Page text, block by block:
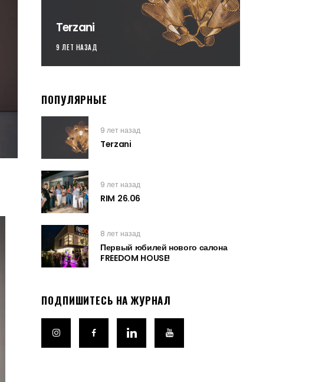
Terzani
9 ЛЕТ НАЗАД
ПОПУЛЯРНЫЕ
9 лет назад
Terzani
9 лет назад
RIM 26.06
8 лет назад
Первый юбилей нового салона
FREEDOM HOUSE!
ПОДПИШИТЕСЬ НА ЖУРНАЛ